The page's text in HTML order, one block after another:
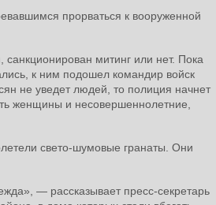
прорваться к вооруженной
митинг или нет. Пока
к ним подошел командир войск
не уведет людей, то полиция начнет
женщины и несовершеннолетние,
свето-шумовые гранаты. Они
— рассказывает пресс-секретарь